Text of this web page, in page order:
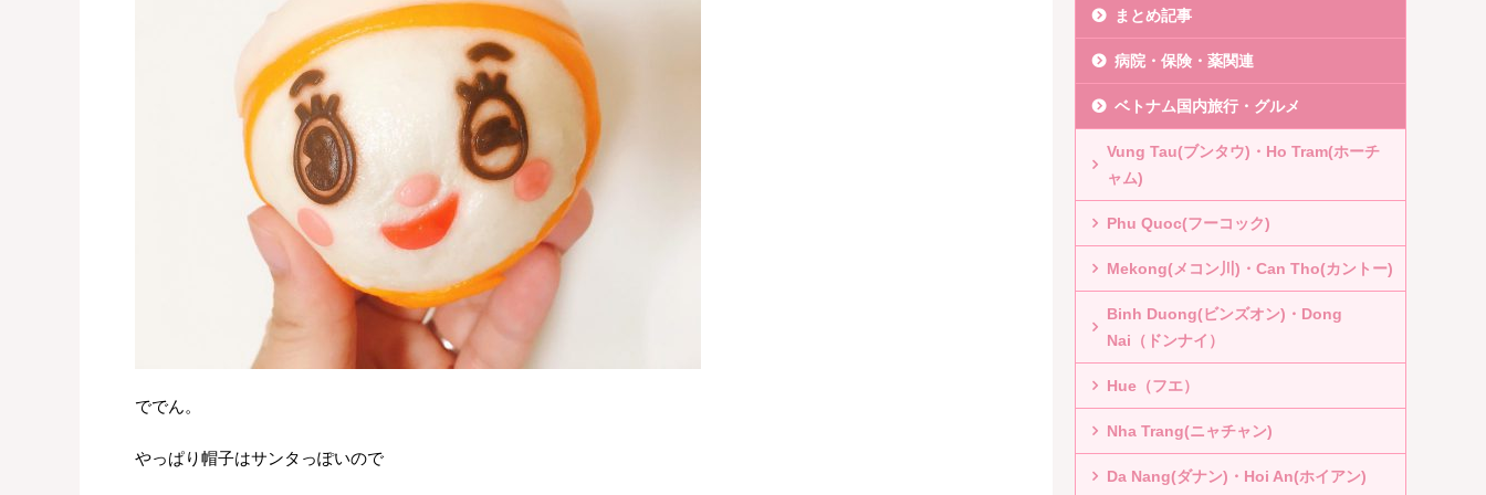
ででん。
やっぱり帽子はサンタっぽいので
まとめ記事
病院・保険・薬関連
ベトナム国内旅行・グルメ
Vung Tau(ブンタウ)・Ho Tram(ホーチ
ャム)
Phu Quoc(フーコック)
Mekong(メコン川)・Can Tho(カントー)
Binh Duong(ビンズオン)・Dong
Nai（ドンナイ）
Hue（フエ）
Nha Trang(ニャチャン)
Da Nang(ダナン)・Hoi An(ホイアン)